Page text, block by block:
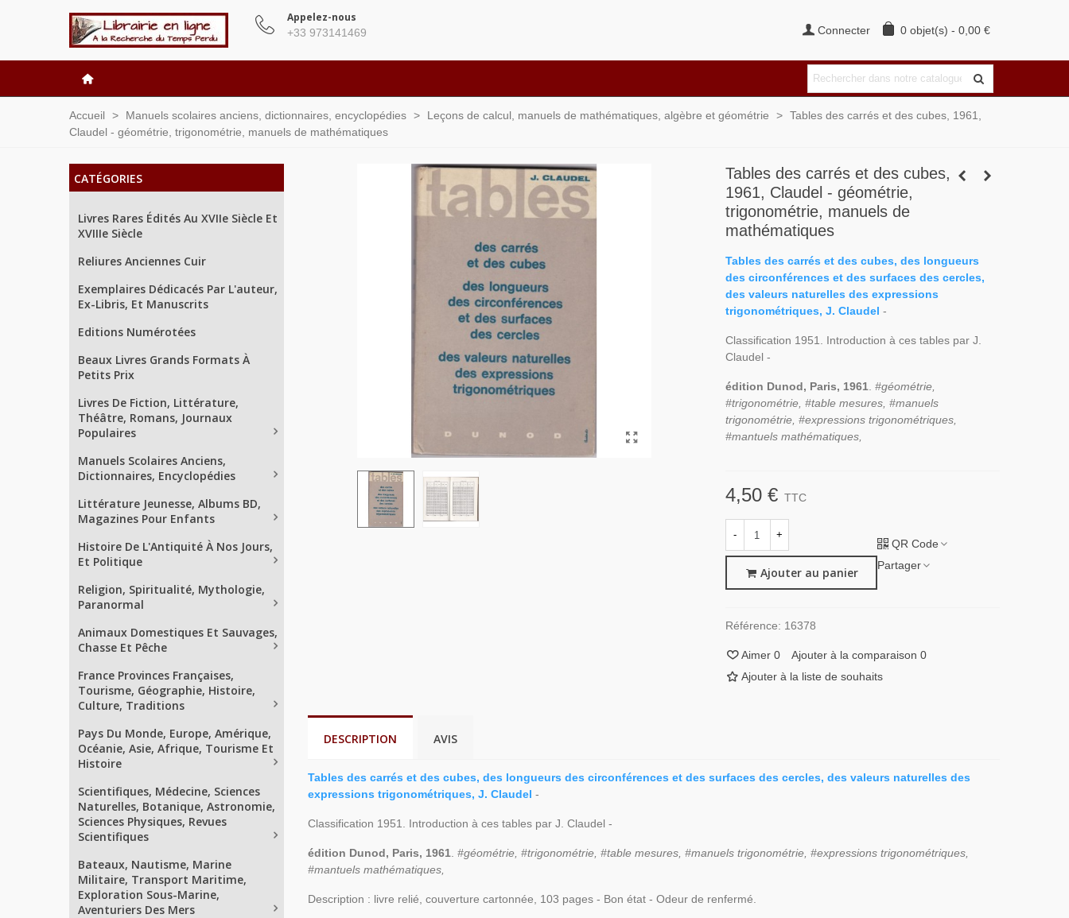
Appelez-nous
+33 973141469 Connecter 0 objet(s) - 0,00 €
Accueil > Manuels scolaires anciens, dictionnaires, encyclopédies > Leçons de calcul, manuels de mathématiques, algèbre et géométrie > Tables des carrés et des cubes, 1961,
Claudel - géométrie, trigonométrie, manuels de mathématiques
CATÉGORIES
Livres Rares Édités Au XVIIe Siècle Et
XVIIIe Siècle
Reliures Anciennes Cuir
Exemplaires Dédicacés Par L'auteur,
Ex-Libris, Et Manuscrits
Editions Numérotées
Beaux Livres Grands Formats À
Petits Prix
Livres De Fiction, Littérature,
Théâtre, Romans, Journaux
Populaires
Manuels Scolaires Anciens,
Dictionnaires, Encyclopédies
Littérature Jeunesse, Albums BD,
Magazines Pour Enfants
Histoire De L'Antiquité À Nos Jours,
Et Politique
Religion, Spiritualité, Mythologie,
Paranormal
Animaux Domestiques Et Sauvages,
Chasse Et Pêche
France Provinces Françaises,
Tourisme, Géographie, Histoire,
Culture, Traditions
Pays Du Monde, Europe, Amérique,
Océanie, Asie, Afrique, Tourisme Et
Histoire
Scientifiques, Médecine, Sciences
Naturelles, Botanique, Astronomie,
Sciences Physiques, Revues
Scientifiques
Bateaux, Nautisme, Marine
Militaire, Transport Maritime,
Exploration Sous-Marine,
Aventuriers Des Mers
Tables des carrés et des cubes,
1961, Claudel - géométrie,
trigonométrie, manuels de
mathématiques
Tables des carrés et des cubes, des longueurs
des circonférences et des surfaces des cercles,
des valeurs naturelles des expressions
trigonométriques, J. Claudel -
Classification 1951. Introduction à ces tables par J.
Claudel -
édition Dunod, Paris, 1961 #géométrie,
#trigonométrie, #table mesures, #manuels
trigonométrie, #expressions trigonométriques,
#mantuels mathématiques,
4,50 € TTC
- +
Ajouter au panier
QR Code
Partager
Référence: 16378
Aimer 0 Ajouter à la comparaison 0
Ajouter à la liste de souhaits
DESCRIPTION AVIS
Tables des carrés et des cubes, des longueurs des circonférences et des surfaces des cercles, des valeurs naturelles des
expressions trigonométriques, J. Claudel -
Classification 1951. Introduction à ces tables par J. Claudel -
édition Dunod, Paris, 1961. #géométrie, #trigonométrie, #table mesures, #manuels trigonométrie, #expressions trigonométriques,
#mantuels mathématiques,
Description : livre relié, couverture cartonnée, 103 pages - Bon état - Odeur de renfermé.